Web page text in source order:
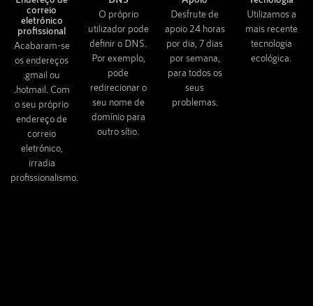
correio
eletrónico
profissional
Acabaram-se
os endereços
.gmail ou
.hotmail. Com
o seu próprio
endereço de
correio
eletrónico,
irradia
profissionalismo.
O próprio
utilizador pode
definir o DNS.
Por exemplo,
pode
redirecionar o
seu nome de
domínio para
outro sítio.
Desfrute de
apoio 24 horas
por dia, 7 dias
por semana,
para todos os
seus
problemas.
Utilizamos a
mais recente
tecnologia
ecológica.